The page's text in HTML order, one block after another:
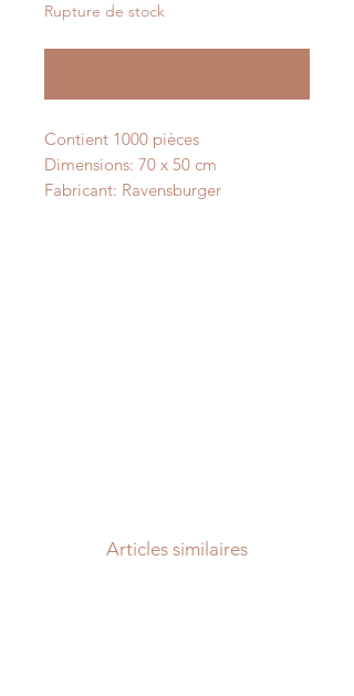
Rupture de stock
Contient 1000 pièces
Dimensions: 70 x 50 cm
Fabricant: Ravensburger
Articles similaires